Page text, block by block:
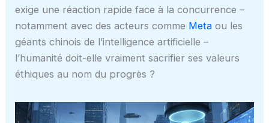
exige une réaction rapide face à la concurrence –
notamment avec des acteurs comme Meta ou les
géants chinois de l’intelligence artificielle –
l’humanité doit-elle vraiment sacrifier ses valeurs
éthiques au nom du progrès ?